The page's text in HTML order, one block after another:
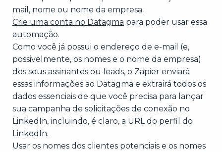
mail, nome ou nome da empresa.
Crie uma conta no Datagma para poder usar essa
automação.
Como você já possui o endereço de e-mail (e,
possivelmente, os nomes e o nome da empresa)
dos seus assinantes ou leads, o Zapier enviará
essas informações ao Datagma e extrairá todos os
dados essenciais de que você precisa para lançar
sua campanha de solicitações de conexão no
LinkedIn, incluindo, é claro, a URL do perfil do
LinkedIn.
Usar os nomes dos clientes potenciais e os nomes